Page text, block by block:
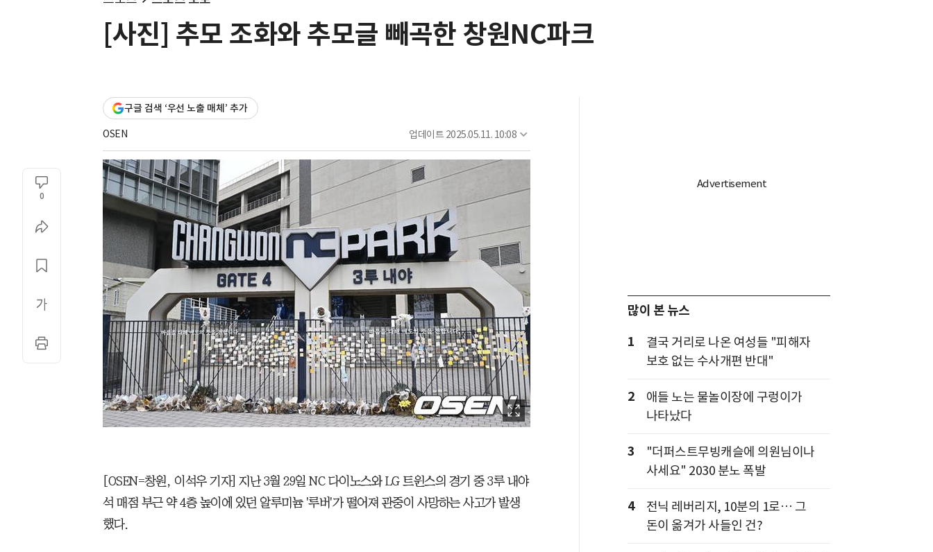
[사진] 추모 조화와 추모글 빼곡한 창원NC파크
구글 검색 ‘우선 노출 매체’ 추가
OSEN 업데이트 2025.05.11. 10:08
0
[OSEN=창원, 이석우 기자] 지난 3월 29일 NC 다이노스와 LG 트윈스의 경기 중 3루 내야
석 매점 부근 약 4층 높이에 있던 알루미늄 '루버'가 떨어져 관중이 사망하는 사고가 발생
했다.
많이 본 뉴스
1
결국 거리로 나온 여성들 "피해자
보호 없는 수사개편 반대"
2
애들 노는 물놀이장에 구렁이가
나타났다
3
"더퍼스트무빙캐슬에 의원님이나
사세요" 2030 분노 폭발
4
전닉 레버리지, 10분의 1로… 그
돈이 옮겨가 사들인 건?